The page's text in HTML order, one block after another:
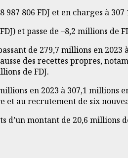
806 FDJ et en charges à
et passe de –8,2 millions de
de 279,7 millions en
des recettes propres,
de FDJ.
en 2023 à 307,1 millions
au recrutement de six
d’un montant de 20,6